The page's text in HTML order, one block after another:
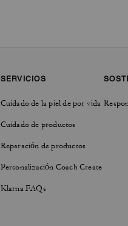
SERVICIOS
Cuidado de la piel de por vida
Cuidado de productos
Reparación de productos
Personalización Coach Create
Klarna FAQs